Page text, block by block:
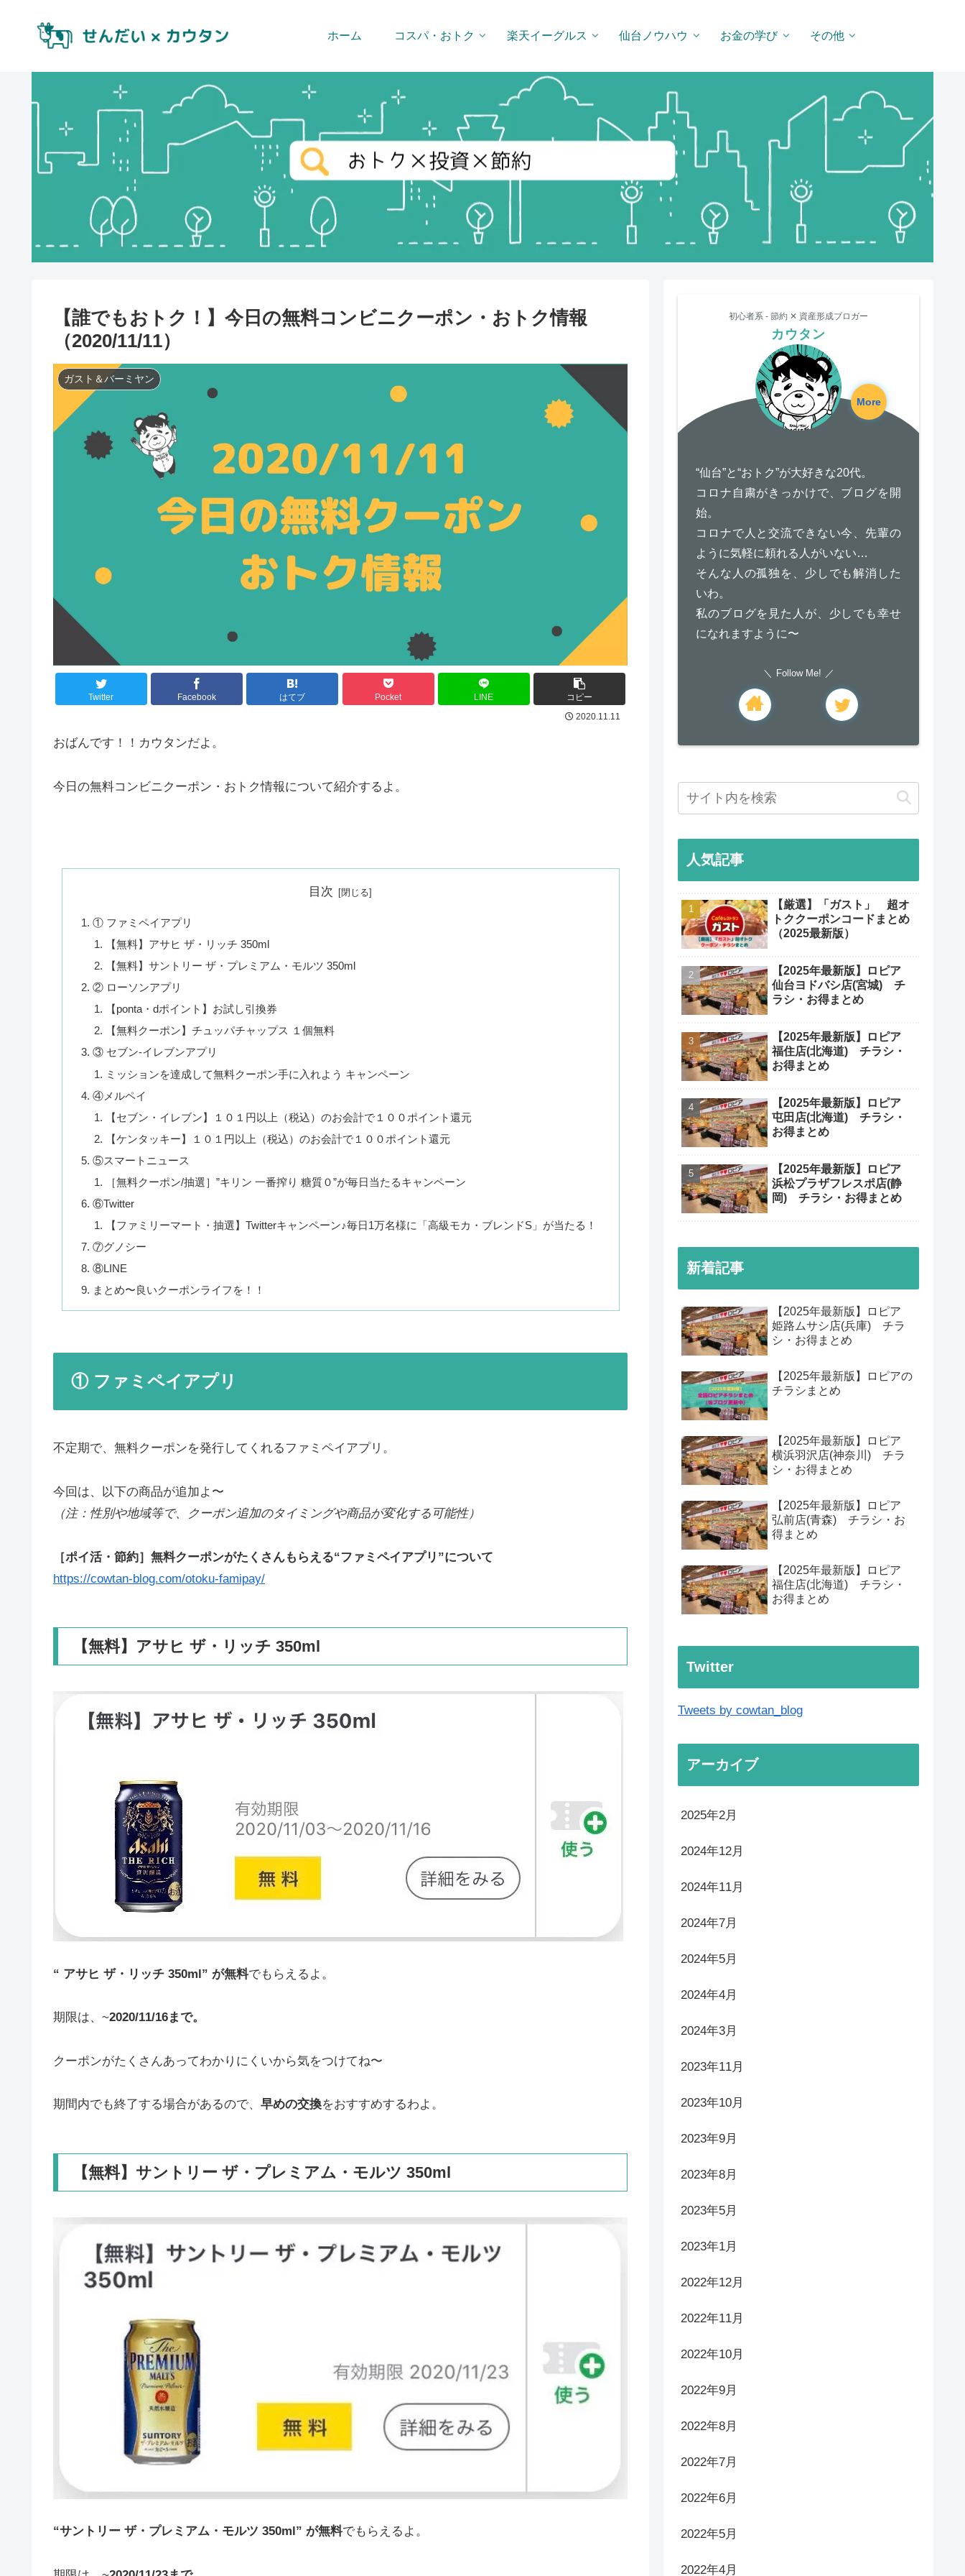
ホーム コスパ・おトク 楽天イーグルス 仙台ノウハウ お金の学び その他
【誰でもおトク！】今日の無料コンビニクーポン・おトク情報
（2020/11/11）
ガスト＆バーミヤン
Twitter Facebook はてブ Pocket LINE
コピー
2020.11.11
おばんです！！カウタンだよ。
今日の無料コンビニクーポン・おトク情報について紹介するよ。
目次
① ファミペイアプリ
【無料】アサヒ ザ・リッチ 350ml
【無料】サントリー ザ・プレミアム・モルツ 350ml
② ローソンアプリ
【ponta・dポイント】お試し引換券
【無料クーポン】チュッパチャップス １個無料
③ セブン-イレブンアプリ
ミッションを達成して無料クーポン手に入れよう キャンペーン
④メルペイ
【セブン・イレブン】１０１円以上（税込）のお会計で１００ポイント還元
【ケンタッキー】１０１円以上（税込）のお会計で１００ポイント還元
⑤スマートニュース
［無料クーポン/抽選］”キリン 一番搾り 糖質０”が毎日当たるキャンペーン
⑥Twitter
【ファミリーマート・抽選】Twitterキャンペーン♪毎日1万名様に「高級モカ・ブレンドS」が当たる！
⑦グノシー
⑧LINE
まとめ〜良いクーポンライフを！！
① ファミペイアプリ
不定期で、無料クーポンを発行してくれるファミペイアプリ。
今回は、以下の商品が追加よ〜
（注：性別や地域等で、クーポン追加のタイミングや商品が変化する可能性）
［ポイ活・節約］無料クーポンがたくさんもらえる“ファミペイアプリ”について
https://cowtan-blog.com/otoku-famipay/
【無料】アサヒ ザ・リッチ 350ml
“ アサヒ ザ・リッチ 350ml” が無料でもらえるよ。
期限は、~2020/11/16まで。
クーポンがたくさんあってわかりにくいから気をつけてね〜
期間内でも終了する場合があるので、 早めの交換をおすすめするわよ。
【無料】サントリー ザ・プレミアム・モルツ 350ml
“サントリー ザ・プレミアム・モルツ 350ml” が無料でもらえるよ。
初心者系 - 節約 ✕ 資産形成ブロガー
カウタン
More
“仙台”と“おトク”が大好きな20代。
コロナ自粛がきっかけで、ブログを開
始。
コロナで人と交流できない今、先輩の
ように気軽に頼れる人がいない…
そんな人の孤独を、少しでも解消した
いわ。
私のブログを見た人が、少しでも幸せ
になれますように〜
Follow Me!
人気記事
【厳選】「ガスト」 超オ
【2025年最新版】ロピア
お得まとめ
【2025年最新版】ロピア
屯田店(北海道) チラシ・
【2025年最新版】ロピア
【2025年最新版】ロピア
シ・お得まとめ
【2025年最新版】ロピアの
シ・お得まとめ
弘前店(青森) チラシ・お
Twitter
アーカイブ
2025年2月
2024年12月
2024年11月
2024年7月
2024年5月
2024年4月
2024年3月
2023年11月
2023年10月
2023年9月
2023年8月
2023年5月
2023年1月
2022年12月
2022年11月